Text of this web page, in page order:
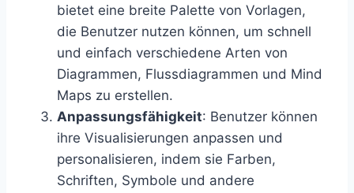
bietet eine breite Palette von Vorlagen,
die Benutzer nutzen können, um schnell
und einfach verschiedene Arten von
Diagrammen, Flussdiagrammen und Mind
Maps zu erstellen.
Anpassungsfähigkeit: Benutzer können
ihre Visualisierungen anpassen und
personalisieren, indem sie Farben,
Schriften, Symbole und andere